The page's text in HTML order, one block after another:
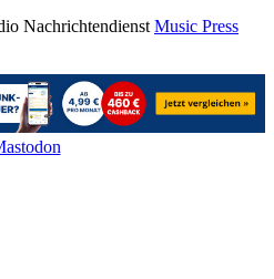
Nachrichtendienst Music Press